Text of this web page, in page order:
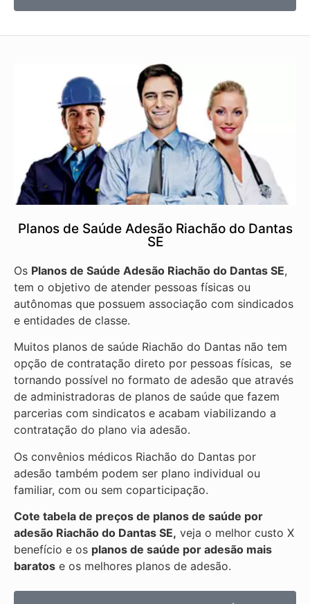
Planos de Saúde Adesão Riachão do Dantas
SE
Os Planos de Saúde Adesão Riachão do Dantas SE,
tem o objetivo de atender pessoas físicas ou
autônomas que possuem associação com sindicados
e entidades de classe.
Muitos planos de saúde Riachão do Dantas não tem
opção de contratação direto por pessoas físicas, se
tornando possível no formato de adesão que através
de administradoras de planos de saúde que fazem
parcerias com sindicatos e acabam viabilizando a
contratação do plano via adesão.
Os convênios médicos Riachão do Dantas por
adesão também podem ser plano individual ou
familiar, com ou sem coparticipação.
Cote tabela de preços de planos de saúde por
adesão Riachão do Dantas SE, veja o melhor custo X
benefício e os planos de saúde por adesão mais
baratos e os melhores planos de adesão.